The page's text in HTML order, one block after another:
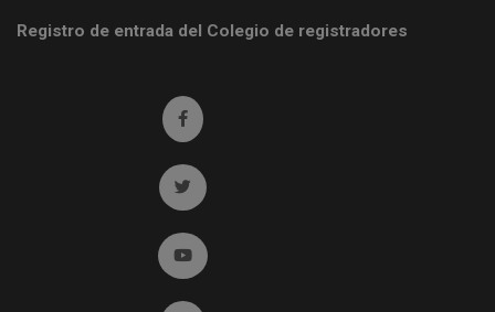
Registro de entrada del Colegio de registradores
Ir a facebook (abre en ventana nueva)
Ir a twitter (abre en ventana nueva)
Ir a YouTube (abre en ventana nueva)